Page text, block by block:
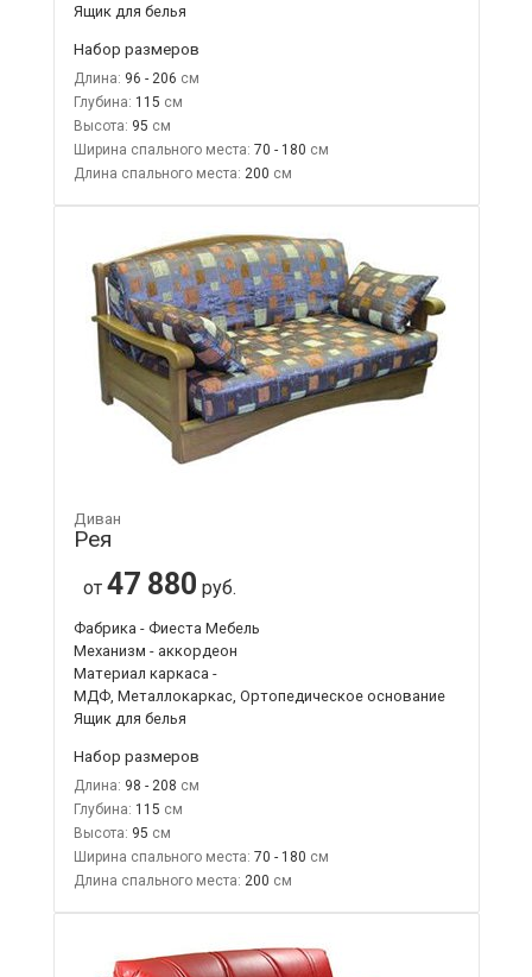
Ящик для белья
Набор размеров
Длина: 96 - 206
Глубина: 115
Высота: 95
Ширина спального места: 70 - 180
Длина спального места: 200
Диван
Рея
от 47 880 руб.
Фабрика - Фиеста Мебель
Механизм - аккордеон
Материал каркаса -
МДФ, Металлокаркас, Ортопедическое основание
Ящик для белья
Набор размеров
Длина: 98 - 208
Глубина: 115
Высота: 95
Ширина спального места: 70 - 180
Длина спального места: 200